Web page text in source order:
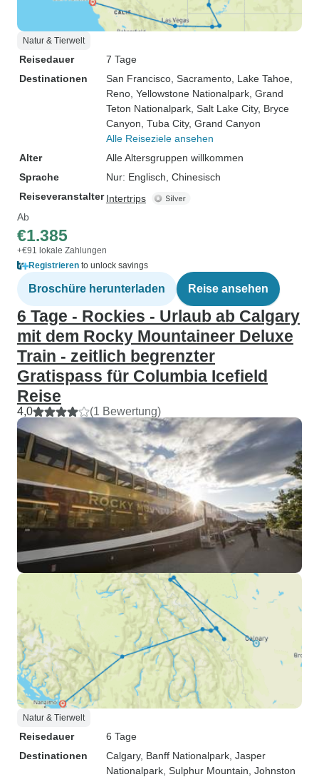
Natur & Tierwelt
Reisedauer
7 Tage
Destinationen
San Francisco , Sacramento , Lake Tahoe
Reno , Yellowstone Nationalpark , Grand
Teton Nationalpark , Salt Lake City, Bryce
Canyon , Tuba City, Grand Canyon
Alle Reiseziele ansehen
Alter
Alle Altersgruppen willkommen
Sprache
Nur: Englisch, Chinesisch
Reiseveranstalter Intertrips
Ab
€1.385
+€91 lokale Zahlungen
Registrieren to unlock savings
Broschüre herunterladen Reise ansehen
6 Tage - Rockies - Urlaub ab Calgary
mit dem Rocky Mountaineer Deluxe
Train - zeitlich begrenzter
Gratispass für Columbia Icefield
Reise
4,0 (1 Bewertung)
Natur & Tierwelt
Reisedauer
6 Tage
Destinationen
Calgary, Banff Nationalpark , Jasper
Nationalpark , Sulphur Mountain , Johnston